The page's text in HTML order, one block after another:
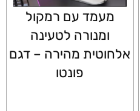
מעמד עם רמקול
ומנורה לטעינה
אלחוטית מהירה – דגם
פונטו